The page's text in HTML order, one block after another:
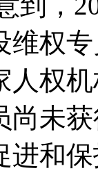
维权
人权
尚未
进和